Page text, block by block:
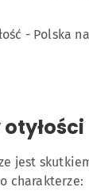
jest
charakterze: